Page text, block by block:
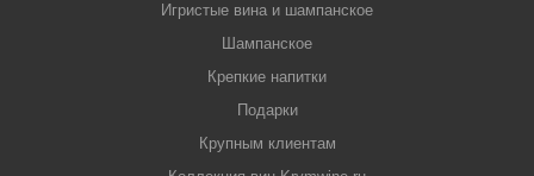
Игристые вина и шампанское
Шампанское
Крепкие напитки
Подарки
Крупным клиентам